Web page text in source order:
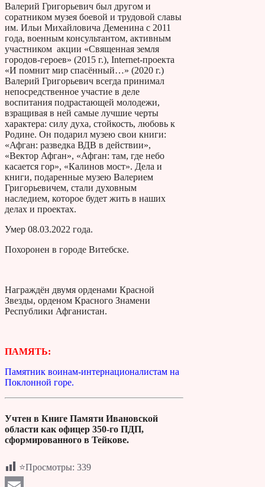
Валерий Григорьевич был другом и
соратником музея боевой и трудовой славы
им. Ильи Михайловича Деменина с 2011
года, военным консультантом, активным
участником акции «Священная земля
городов-героев» (2015 г.), Internet-проекта
«И помнит мир спасённый…» (2020 г.)
Валерий Григорьевич всегда принимал
непосредственное участие в деле
воспитания подрастающей молодежи,
взращивая в ней самые лучшие черты
характера: силу духа, стойкость, любовь к
Родине. Он подарил музею свои книги:
«Афган: разведка ВДВ в действии»,
«Вектор Афган», «Афган: там, где небо
касается гор», «Калинов мост». Дела и
книги, подаренные музею Валерием
Григорьевичем, стали духовным
наследием, которое будет жить в наших
делах и проектах.
Умер 08.03.2022 года.
Похоронен в городе Витебске.
Награждён двумя орденами Красной
Звезды, орденом Красного Знамени
Республики Афганистан.
ПАМЯТЬ:
Памятник воинам-интернационалистам на
Поклонной горе.
Учтен в Книге Памяти Ивановской
области как офицер 350-го ПДП,
сформированного в Тейкове.
⭐Просмотры: 339